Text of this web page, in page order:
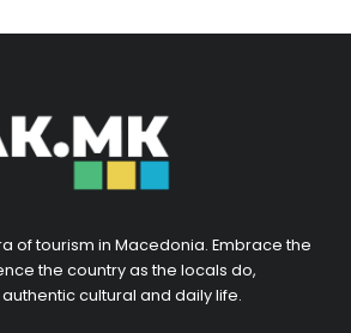
of tourism in Macedonia. Embrace the
the country as the locals do,
cultural and daily life.